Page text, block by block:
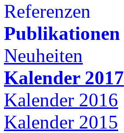
Referenzen
Publikationen
Neuheiten
Kalender 2017
Kalender 2016
Kalender 2015